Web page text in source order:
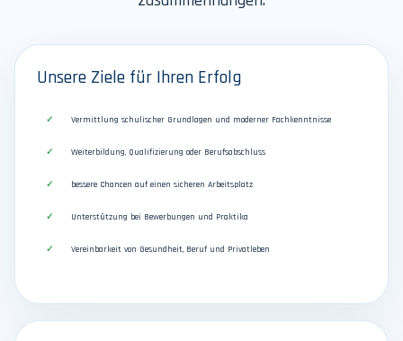
Unsere Ziele für Ihren Erfolg
Vermittlung schulischer Grundlagen und moderner Fachkenntnisse
Weiterbildung, Qualifizierung oder Berufsabschluss
bessere Chancen auf einen sicheren Arbeitsplatz
Unterstützung bei Bewerbungen und Praktika
Vereinbarkeit von Gesundheit, Beruf und Privatleben